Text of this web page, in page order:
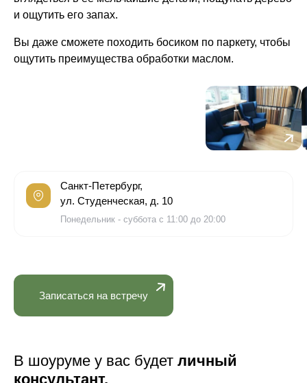
и ощутить его запах.
Вы даже сможете походить босиком по паркету, чтобы
ощутить преимущества обработки маслом.
Санкт-Петербург,
ул. Студенческая, д. 10
Понедельник - суббота с 11:00 до 20:00
Записаться на встречу
В шоуруме у вас будет личный
консультант,